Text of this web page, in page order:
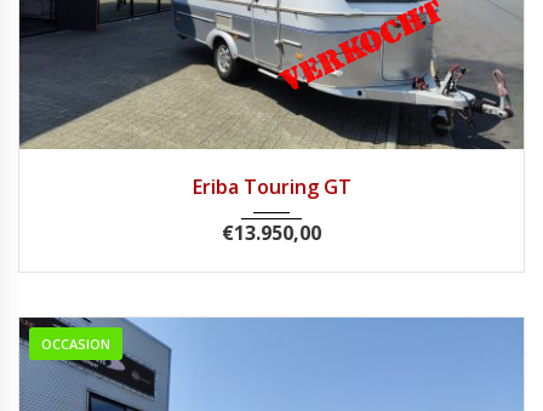
Eriba Touring GT
€13.950,00
OCCASION